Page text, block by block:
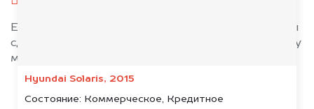
Hyundai Solaris, 2015
Состояние: Коммерческое, Кредитное
Если у вас нет всех документов, то наши юристы
сделают всё возможное, чтобы оформить сделку
максимально быстро!